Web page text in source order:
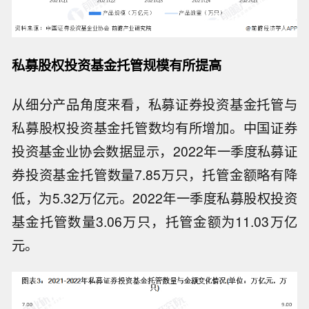
私募股权投资基金托管规模有所提高
从细分产品角度来看，私募证券投资基金托管与
私募股权投资基金托管数均有所增加。中国证券
投资基金业协会数据显示，2022年一季度私募证
券投资基金托管数量7.85万只，托管金额略有降
低，为5.32万亿元。2022年一季度私募股权投资
基金托管数量3.06万只，托管金额为11.03万亿
元。